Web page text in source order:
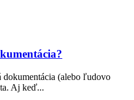
dokumentácia (alebo ľudovo
Aj keď...